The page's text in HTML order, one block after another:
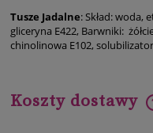
Tusze Jadalne: Skład:
gliceryna E422, Barwniki:
chinolinowa E102,
Koszty dostawy